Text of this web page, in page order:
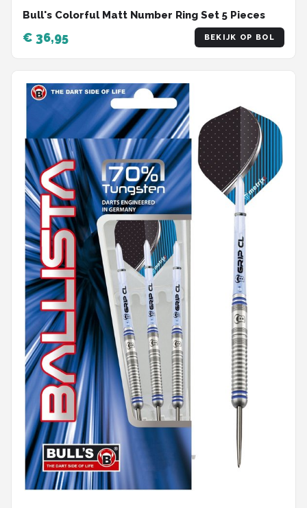
Bull's Colorful Matt Number Ring Set 5 Pieces
€ 36,95 BEKIJK OP BOL